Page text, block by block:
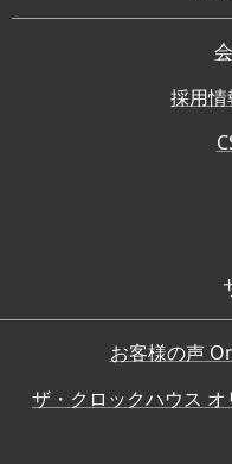
採用
お客様の声
ザ・クロックハウス